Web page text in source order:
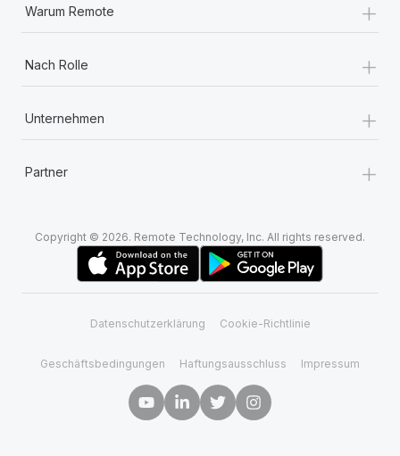
Warum Remote +
Nach Rolle +
Unternehmen +
Partner +
Copyright © 2026. Remote Technology, Inc. All rights reserved.
Datenschutzerklärung Cookie-Richtlinie
Geschäftsbedingungen Haftungsausschluss Impressum